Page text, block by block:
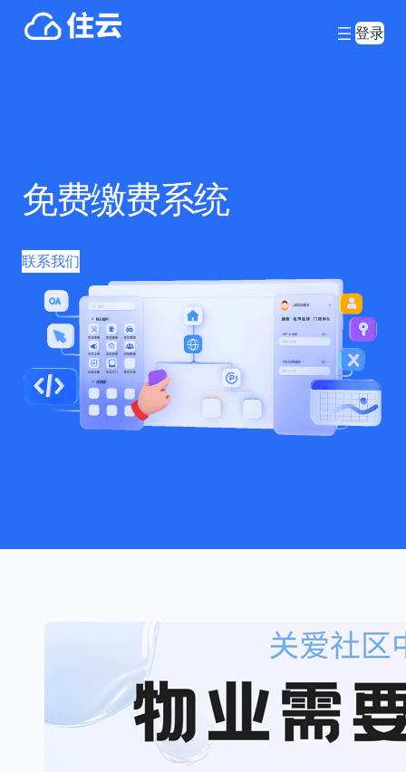
登录
免费缴费系统
联系我们